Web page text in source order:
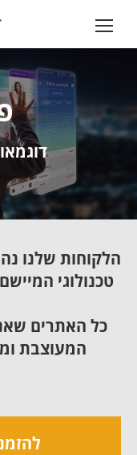
הלקוחות שלנו
טכנולוגי
כל האתרים
המעוצבת